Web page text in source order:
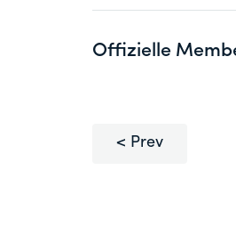
Offizielle
Prev